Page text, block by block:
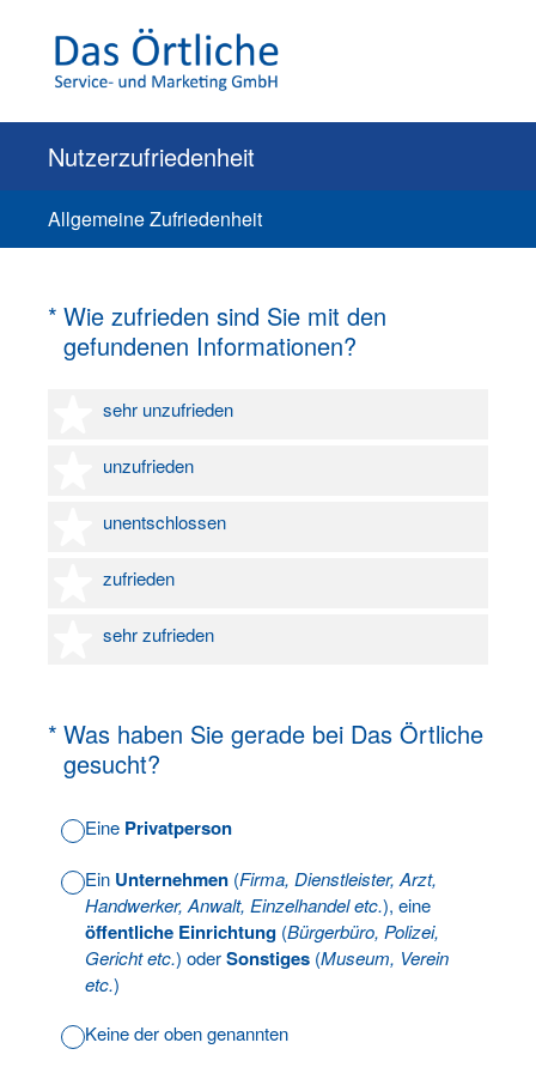
Nutzerzufriedenheit
Allgemeine Zufriedenheit
* Wie zufrieden sind Sie mit den
gefundenen Informationen?
(Erforderlich.)
sehr unzufrieden
1 Stern
unzufrieden
2 Sterne
unentschlossen
3 Sterne
zufrieden
4 Sterne
sehr zufrieden
5 Sterne
* Was haben Sie gerade bei Das Örtliche
gesucht?
(Erforderlich.)
Eine Privatperson
Ein Unternehmen (Firma, Dienstleister, Arzt,
Handwerker, Anwalt, Einzelhandel etc.), eine
öffentliche Einrichtung (Bürgerbüro, Polizei,
Gericht etc.) oderSonstiges (Museum, Verein
etc.)
Keine der oben genannten